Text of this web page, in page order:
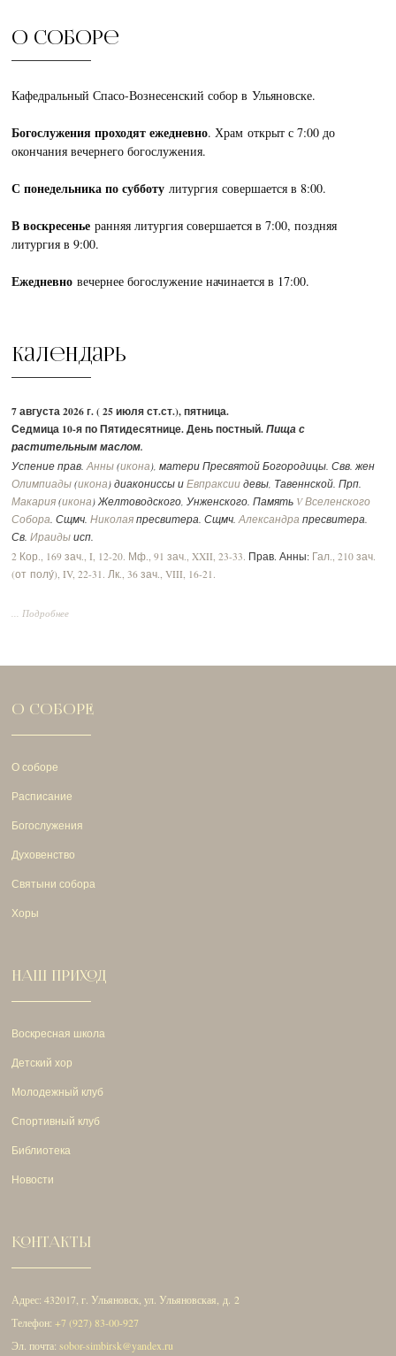
О соборе
Кафедральный Спасо-Вознесенский собор в Ульяновске.
Богослужения проходят ежедневно. Храм открыт с 7:00 до
окончания вечернего богослужения.
С понедельника по субботулитургия совершается в 8:00.
В воскресеньеранняя литургия совершается в 7:00, поздняя
литургия в 9:00.
Ежедневновечернее богослужение начинается в 17:00.
Календарь
7 августа 2026 г. ( 25 июля ст.ст.), пятница.
Седмица 10-я по Пятидесятнице. День постный.Пища с
растительным маслом.
Успение прав.Анны (икона), матери Пресвятой Богородицы. Свв. жен
Олимпиады (икона) диакониссы иЕвпраксии девы, Тавеннской. Прп.
Макария (икона) Желтоводского, Унженского. Память V Вселенского
Собора. Сщмч.Николая пресвитера. Сщмч.Александра пресвитера.
Св.Ираиды исп.
2 Кор., 169 зач., I, 12-20. Мф., 91 зач., XXII, 23-33. Прав. Анны: Гал., 210 зач.
(от полу́), IV, 22-31. Лк., 36 зач., VIII, 16-21.
... Подробнее
О СОБОРЕ
О соборе
Расписание
Богослужения
Духовенство
Святыни собора
Хоры
НАШ ПРИХОД
Воскресная школа
Детский хор
Молодежный клуб
Спортивный клуб
Библиотека
Новости
КОНТАКТЫ
Адрес: 432017, г. Ульяновск, ул. Ульяновская, д. 2
Телефон:+7 (927) 83-00-927
Эл. почта:sobor-simbirsk@yandex.ru